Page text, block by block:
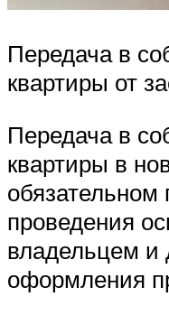
Передача в
квартиры от
Передача в
квартиры в
обязательном
проведения
владельцем и
оформления